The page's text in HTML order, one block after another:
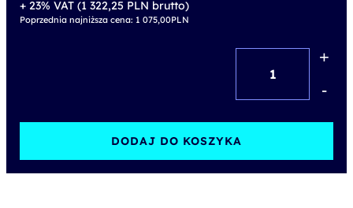
+ 23% VAT (1 322,25 PLN brutto)
Poprzednia najniższa cena: 1 075,00PLN
+
-
DODAJ DO KOSZYKA